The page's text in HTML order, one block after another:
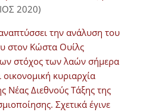
2020)
την ανάλυση του
στον Κώστα Ουίλς
στόχος των λαών σήμερα
οικονομική κυριαρχία
Νέας Διεθνούς Τάξης της
Σχετικά έγινε